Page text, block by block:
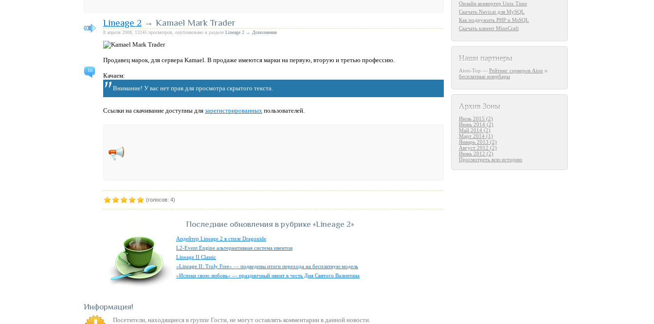
16
Lineage 2 → Kamael Mark Trader
8 апреля 2008, 13245 просмотров, опубликовано в разделе Lineage 2 → Дополнения
Продавец марок, для сервера Kamael. В продаже имеются марки на первую, вторую и третью профессию.
Качаем:
Внимание! У вас нет прав для просмотра скрытого текста.
Ссылки на скачивание доступны для зарегистрированных пользователей.
(голосов: 4)
Последние обновления в рубрике «Lineage 2»
Апдейтер Lineage 2 в стиле Dragonide
L2-Event Engine альтернативная система ивентов
Lineage II Classic
«Lineage II: Truly Free» — подведены итоги перехода на бесплатную модель
«Испеки свою любовь» — праздничный ивент в честь Дня Святого Валентина
Информация
Посетители, находящиеся в группе Гости, не могут оставлять комментарии в данной новости.
Онлайн конвертер Unix Time
Скачать Navicat для MySQL
Как подружить PHP и MsSQL
Скачать клиент MineCraft
Наши партнеры
Aion-Top — Рейтинг серверов Aion и
бесплатные юзербары
Архив Зоны
Июль 2015 (2)
Июнь 2014 (2)
Май 2014 (2)
Март 2014 (1)
Январь 2013 (2)
Август 2012 (2)
Июнь 2012 (2)
Просмотреть всю историю